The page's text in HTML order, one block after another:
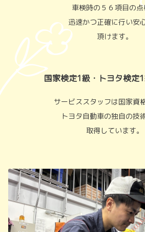
車検時の５６項目の
迅速かつ正確に行い安
頂けます。
国家検定1級・トヨタ検定
サービススタッフは国家資
トヨタ自動車の独自の技
取得しています。